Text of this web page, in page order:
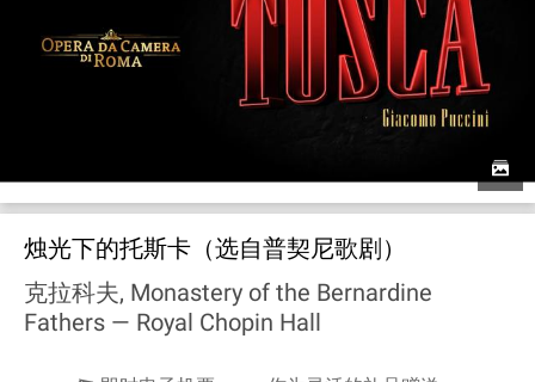
烛光下的托斯卡（选自普契尼歌剧）
克拉科夫, Monastery of the Bernardine
Fathers — Royal Chopin Hall